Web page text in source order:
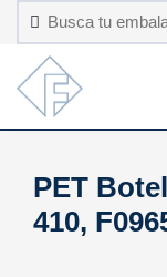
PET
410,